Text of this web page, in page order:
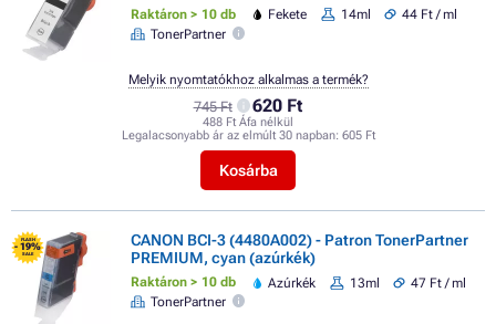
Raktáron > 10 db Fekete 14ml
44 Ft / ml
TonerPartner
745 Ft 620 Ft
488 Ft Áfa nélkül
Legalacsonyabb ár az elmúlt 30 napban: 605 Ft
Kosárba
Melyik nyomtatókhoz alkalmas a termék?
FLASH
- 19%
SALE
CANON BCI-3 (4480A002) - Patron TonerPartner
PREMIUM, cyan (azúrkék)
Raktáron > 10 db Azúrkék 13ml
47 Ft / ml
TonerPartner